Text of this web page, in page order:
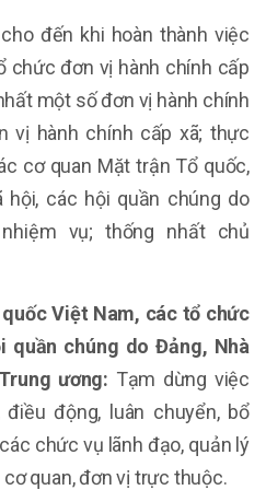
đến khi hoàn thành việc
chức đơn vị hành chính cấp
một số đơn vị hành chính
vị hành chính cấp xã; thực
cơ quan Mặt trận Tổ quốc,
các hội quần chúng do
vụ; thống nhất chủ
Việt Nam, các tổ chức
quần chúng do Đảng, Nhà
ương: Tạm dừng việc
động, luân chuyển, bổ
chức vụ lãnh đạo, quản lý
quan, đơn vị trực thuộc.